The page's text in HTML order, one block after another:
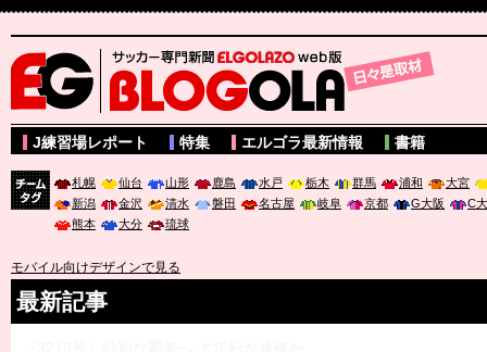
サッカー専門新聞ELGOLAZO web版 BLOGOLA
J練習場レポート 特集 エルゴラ最新情報 書籍
札幌 仙台 山形 鹿島 水戸 栃木 群馬 浦和
大宮
新潟
金沢 清水 磐田 名古屋 岐阜 京都 G大阪
C
熊本
大分 琉球
モバイル向けデザインで見る
最新記事